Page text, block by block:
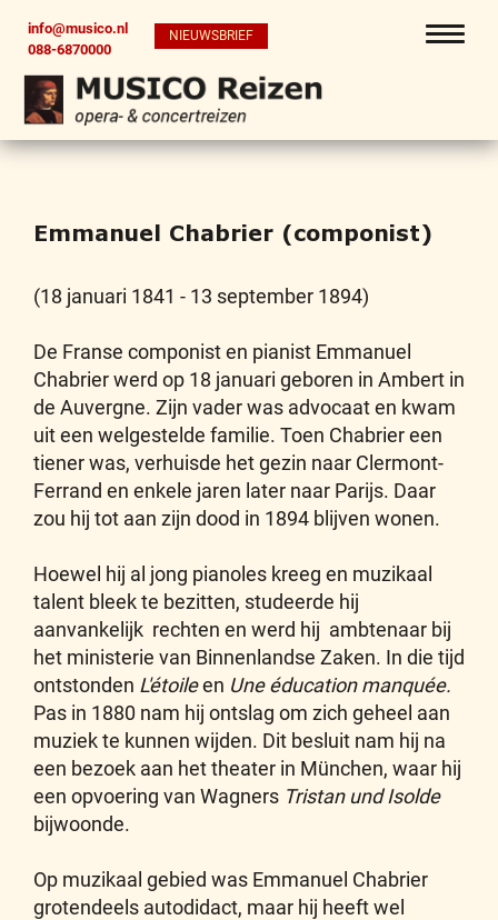
info@musico.nl
088-6870000
NIEUWSBRIEF
Emmanuel Chabrier (componist)
(18 januari 1841 - 13 september 1894)
De Franse componist en pianist Emmanuel
Chabrier werd op 18 januari geboren in Ambert in
de Auvergne. Zijn vader was advocaat en kwam
uit een welgestelde familie. Toen Chabrier een
tiener was, verhuisde het gezin naar Clermont-
Ferrand en enkele jaren later naar Parijs. Daar
zou hij tot aan zijn dood in 1894 blijven wonen.
Hoewel hij al jong pianoles kreeg en muzikaal
talent bleek te bezitten, studeerde hij
aanvankelijk rechten en werd hij ambtenaar bij
het ministerie van Binnenlandse Zaken. In die tijd
ontstonden L'étoileen Une éducation manquée.
Pas in 1880 nam hij ontslag om zich geheel aan
muziek te kunnen wijden. Dit besluit nam hij na
een bezoek aan het theater in München, waar hij
een opvoering van Wagners Tristan und Isolde
bijwoonde.
Op muzikaal gebied was Emmanuel Chabrier
grotendeels autodidact, maar hij heeft wel